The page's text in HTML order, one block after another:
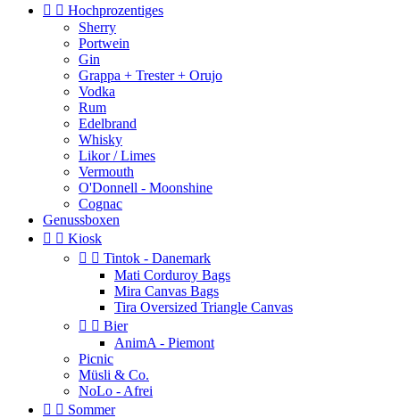
  Hochprozentiges
Sherry
Portwein
Gin
Grappa + Trester + Orujo
Vodka
Rum
Edelbrand
Whisky
Likor / Limes
Vermouth
O'Donnell - Moonshine
Cognac
Genussboxen
  Kiosk
  Tintok - Danemark
Mati Corduroy Bags
Mira Canvas Bags
Tira Oversized Triangle Canvas
  Bier
AnimA - Piemont
Picnic
Müsli & Co.
NoLo - Afrei
  Sommer